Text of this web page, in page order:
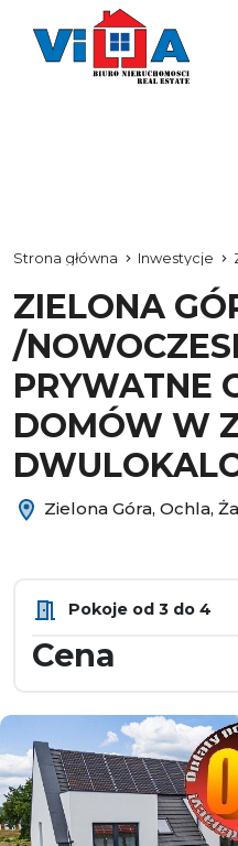
Strona główna Inwestycje
ZIELONA
/
PRYWATNE
DOMÓW W
Zielona Góra, Ochla,
Pokoje od 3 do 4
Cena